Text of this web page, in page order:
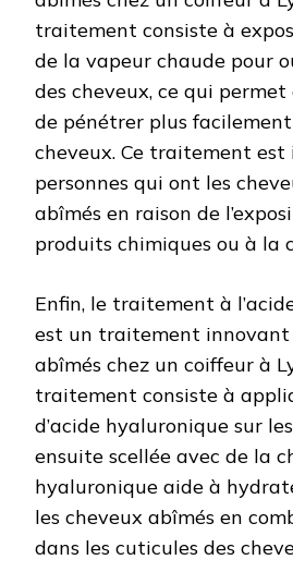
traitement consiste à
de la vapeur chaude pour
des cheveux, ce qui
de pénétrer plus
cheveux. Ce traitement est
personnes qui ont les
abîmés en raison de
produits chimiques ou à la
Enfin, le traitement à
est un traitement innovant
abîmés chez un coiffeur à
traitement consiste à
d’acide hyaluronique sur
ensuite scellée avec de la
hyaluronique aide à
les cheveux abîmés en
dans les cuticules des